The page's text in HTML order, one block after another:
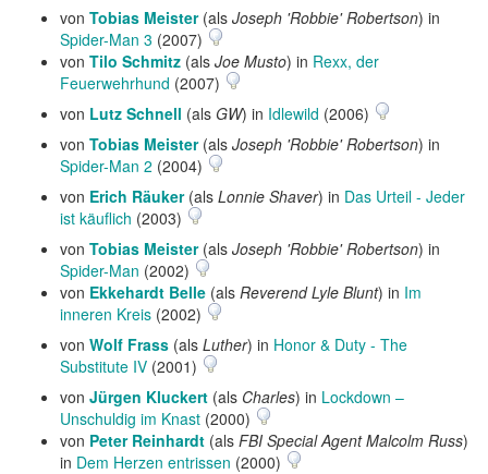
von Tobias Meister(als Joseph 'Robbie' Robertson) in
Spider-Man 3 (2007)
von Tilo Schmitz (als Joe Musto) in Rexx, der
Feuerwehrhund (2007)
von Lutz Schnell (als GW) in Idlewild (2006)
von Tobias Meister(als Joseph 'Robbie' Robertson) in
Spider-Man 2 (2004)
von Erich Räuker(als Lonnie Shaver) in Das Urteil - Jeder
ist käuflich (2003)
von Tobias Meister(als Joseph 'Robbie' Robertson) in
Spider-Man (2002)
von Ekkehardt Belle (als Reverend Lyle Blunt) in Im
inneren Kreis (2002)
von Wolf Frass (als Luther) in Honor & Duty - The
Substitute IV (2001)
von Jürgen Kluckert (als Charles) in Lockdown –
Unschuldig im Knast (2000)
von Peter Reinhardt (als FBI Special Agent Malcolm Russ)
in Dem Herzen entrissen (2000)